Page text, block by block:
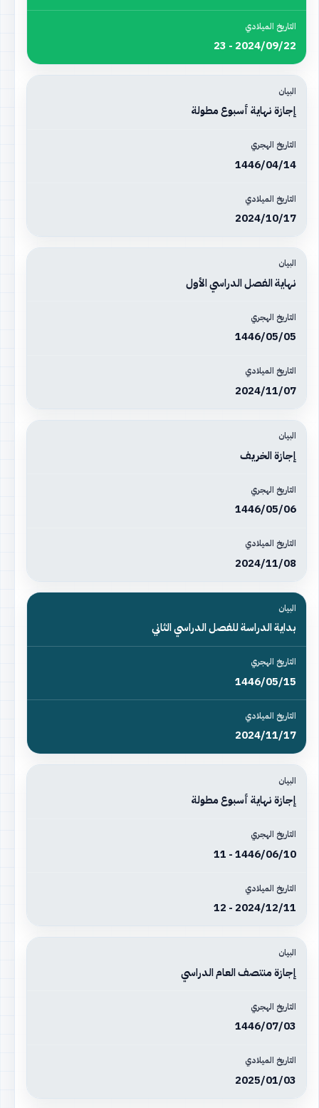
2024/09/22 - 23
إجازة نهاية أسبوع مطولة
1446/04/14
2024/10/17
نهاية الفصل الدراسي الأول
1446/05/05
2024/11/07
إجازة الخريف
1446/05/06
2024/11/08
بداية الدراسة للفصل الدراسي الثاني
1446/05/15
2024/11/17
إجازة نهاية أسبوع مطولة
1446/06/10 - 11
2024/12/11 - 12
إجازة منتصف العام الدراسي
1446/07/03
2025/01/03